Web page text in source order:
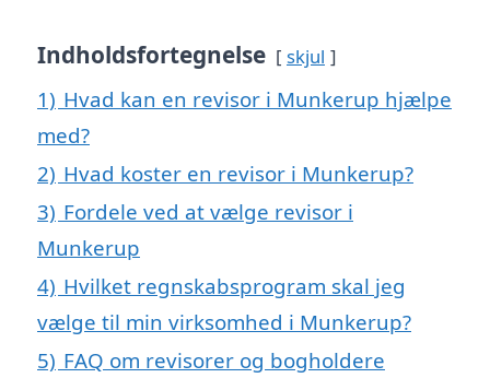
Indholdsfortegnelse skjul
1) Hvad kan en revisor i Munkerup hjælpe
med?
2) Hvad koster en revisor i Munkerup?
3) Fordele ved at vælge revisor i
Munkerup
4) Hvilket regnskabsprogram skal jeg
vælge til min virksomhed i Munkerup?
5) FAQ om revisorer og bogholdere